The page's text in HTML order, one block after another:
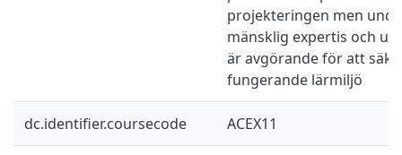
projekteringen men
mänsklig expertis och
är avgörande för att
fungerande lärmiljö
dc.identifier.coursecode ACEX11